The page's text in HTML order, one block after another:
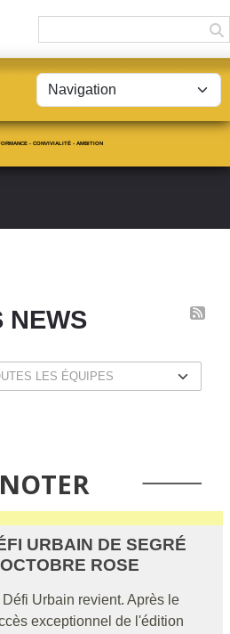
- CONVIVIALITÉ - AMBITION
NEWS
URBAIN DE SEGRÉ
ROSE
Défi Urbain revient. Après le
exceptionnel de l'édition